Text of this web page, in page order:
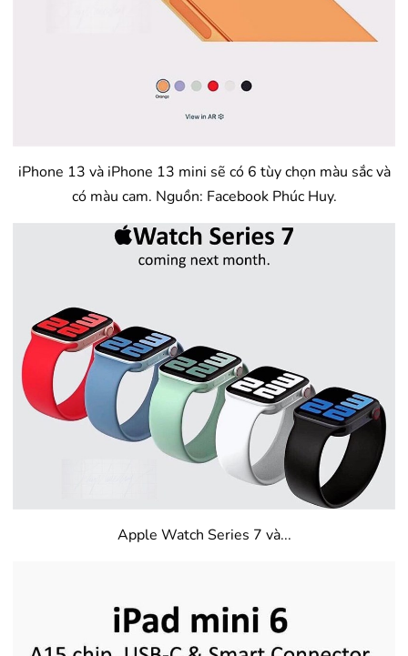
iPhone 13 và iPhone 13 mini sẽ có 6 tùy chọn màu sắc và
có màu cam. Nguồn: Facebook Phúc Huy.
Apple Watch Series 7 và...